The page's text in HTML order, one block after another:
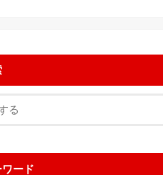
ワード